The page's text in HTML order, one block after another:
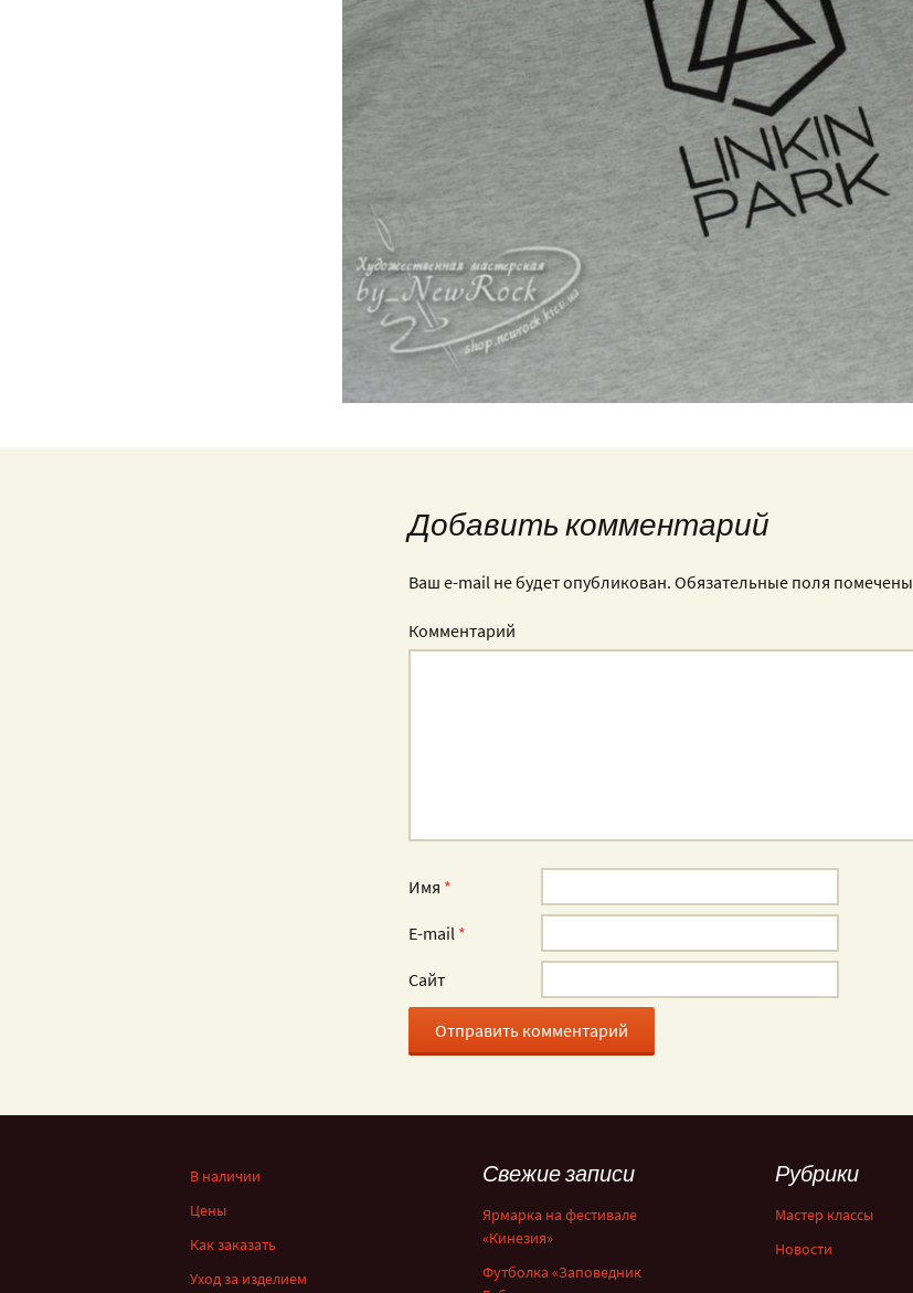
Добавить комментарий
Ваш e-mail не будет опубликован. Обязательные поля помечены
Комментарий
Имя *
E-mail *
Сайт
В наличии
Цены
Как заказать
Уход за изделием
Свежие записи
Ярмарка на фестивале
«Кинезия»
Футболка «Заповедник
Рубрики
Мастер классы
Новости